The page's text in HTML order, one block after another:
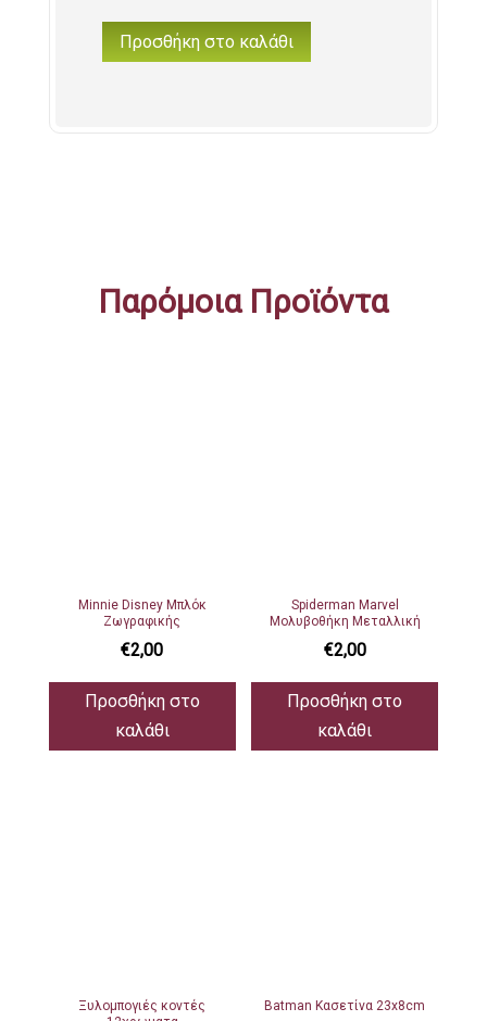
ΠαγωνιέραΠροσθήκη στο καλάθι
Παρόμοια Προϊόντα
Minnie Disney Μπλόκ
Ζωγραφικής
€2,00
Προσθήκη στο
καλάθι
Spiderman Marvel
Μολυβοθήκη Μεταλλική
€2,00
Προσθήκη στο
καλάθι
Ξυλομπογιές κοντές
Batman Κασετίνα 23x8cm